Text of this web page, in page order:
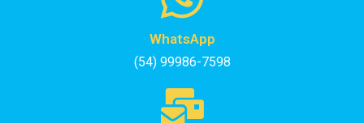
WhatsApp
(54) 99986-7598